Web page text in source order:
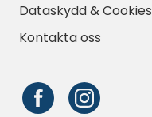
Dataskydd & Cookies
Kontakta oss